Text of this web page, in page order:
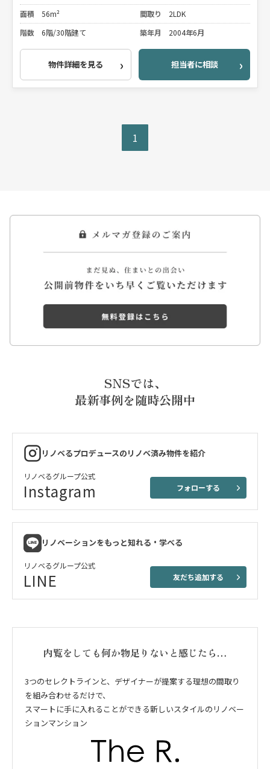
面積
56m² 間取り
2LDK
階数
6階/30階建て 築年月 2004年6月
物件詳細を見る 担当者に相談
1
SNSでは、
最新事例を随時公開中
リノベるプロデュースのリノベ済み物件を紹介
リノベるグループ公式
Instagram フォローする
リノベーションをもっと知れる・学べる
リノベるグループ公式
LINE 友だち追加する
内覧をしても何か物足りないと感じたら…
3つのセレクトラインと、デザイナーが提案する理想の間取り
を組み合わせるだけで、
スマートに手に入れることができる新しいスタイルのリノベー
ションマンション